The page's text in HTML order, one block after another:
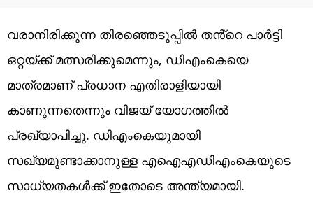
വരാനിരിക്കുന്ന തിരഞ്ഞെടുപ്പിൽ തൻ്റെ പാർട്ടി
ഒറ്റയ്ക്ക് മത്സരിക്കുമെന്നും, ഡിഎംകെയെ
മാത്രമാണ് പ്രധാന എതിരാളിയായി
കാണുന്നതെന്നും വിജയ് യോഗത്തിൽ
പ്രഖ്യാപിച്ചു. ഡിഎംകെയുമായി
സഖ്യമുണ്ടാക്കാനുള്ള എഐഎഡിഎംകെയുടെ
സാധ്യതകൾക്ക് ഇതോടെ അന്ത്യമായി.